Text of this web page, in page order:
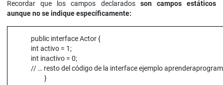
Recordar que los campos declarados son campos estáticos
aunque no se indique específicamente:
public interface Actor {
int activo = 1;
int inactivo = 0;
// … resto del código de la interface ejemplo
}